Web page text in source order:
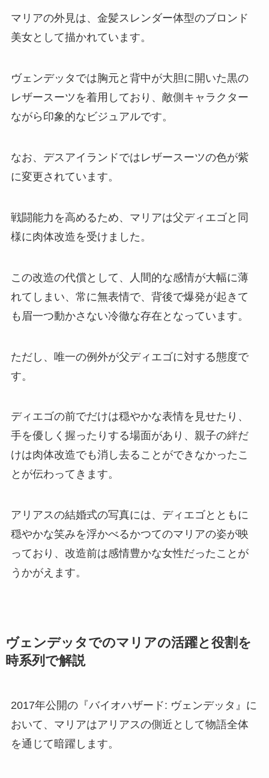
マリアの外見は、金髪スレンダー体型のブロンド
美女として描かれています。
ヴェンデッタでは胸元と背中が大胆に開いた黒の
レザースーツを着用しており、敵側キャラクター
ながら印象的なビジュアルです。
なお、デスアイランドではレザースーツの色が紫
に変更されています。
戦闘能力を高めるため、マリアは父ディエゴと同
様に肉体改造を受けました。
この改造の代償として、人間的な感情が大幅に薄
れてしまい、常に無表情で、背後で爆発が起きて
も眉一つ動かさない冷徹な存在となっています。
ただし、唯一の例外が父ディエゴに対する態度で
す。
ディエゴの前でだけは穏やかな表情を見せたり、
手を優しく握ったりする場面があり、親子の絆だ
けは肉体改造でも消し去ることができなかったこ
とが伝わってきます。
アリアスの結婚式の写真には、ディエゴとともに
穏やかな笑みを浮かべるかつてのマリアの姿が映
っており、改造前は感情豊かな女性だったことが
うかがえます。
ヴェンデッタでのマリアの活躍と役割を
時系列で解説
2017年公開の『バイオハザード: ヴェンデッタ』に
おいて、マリアはアリアスの側近として物語全体
を通じて暗躍します。